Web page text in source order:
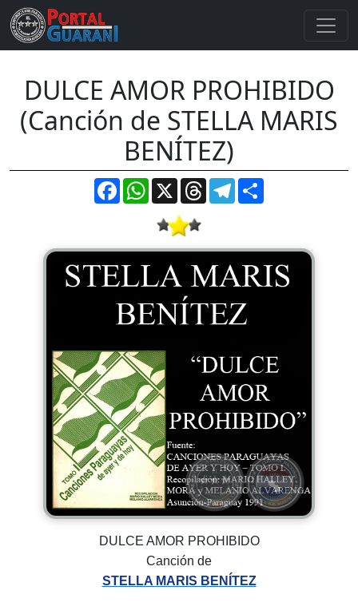
DULCE AMOR PROHIBIDO
(Canción de STELLA MARIS
BENÍTEZ)
FacebookWhatsApp
X ThreadsTelegram
DULCE AMOR PROHIBIDO
Canción de
STELLA MARIS BENÍTEZ